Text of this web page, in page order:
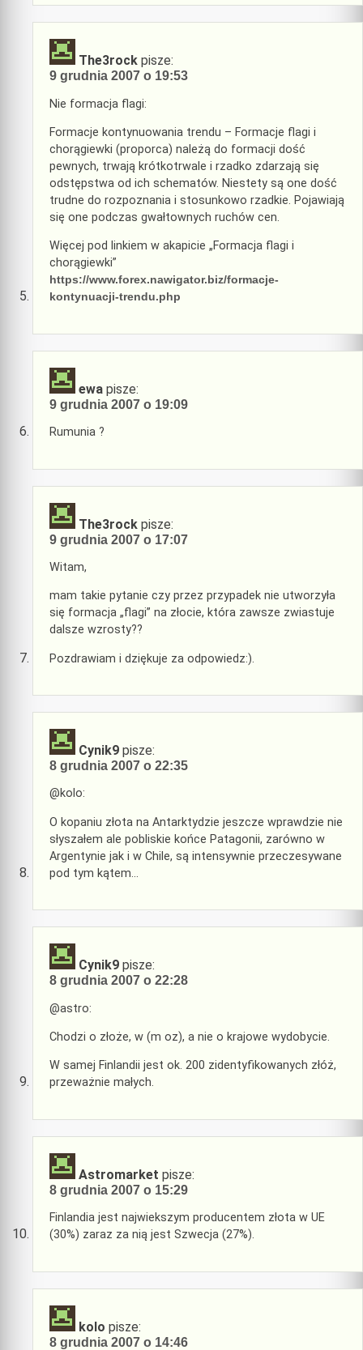
The3rock pisze:
9 grudnia 2007 o 19:53
Nie formacja flagi:
Formacje kontynuowania trendu – Formacje flagi i
chorągiewki (proporca) należą do formacji dość
pewnych, trwają krótkotrwale i rzadko zdarzają się
odstępstwa od ich schematów. Niestety są one dość
trudne do rozpoznania i stosunkowo rzadkie. Pojawiają
się one podczas gwałtownych ruchów cen.
Więcej pod linkiem w akapicie „Formacja flagi i
chorągiewki”
https://www.forex.nawigator.biz/formacje-
kontynuacji-trendu.php
ewa pisze:
9 grudnia 2007 o 19:09
Rumunia ?
The3rock pisze:
9 grudnia 2007 o 17:07
Witam,
mam takie pytanie czy przez przypadek nie utworzyła
się formacja „flagi” na złocie, która zawsze zwiastuje
dalsze wzrosty??
Pozdrawiam i dziękuje za odpowiedz:).
Cynik9 pisze:
8 grudnia 2007 o 22:35
@kolo:
O kopaniu złota na Antarktydzie jeszcze wprawdzie nie
słyszałem ale pobliskie końce Patagonii, zarówno w
Argentynie jak i w Chile, są intensywnie przeczesywane
pod tym kątem…
Cynik9 pisze:
8 grudnia 2007 o 22:28
@astro:
Chodzi o złoże, w (m oz), a nie o krajowe wydobycie.
W samej Finlandii jest ok. 200 zidentyfikowanych złóż,
przeważnie małych.
Astromarket pisze:
8 grudnia 2007 o 15:29
Finlandia jest najwiekszym producentem złota w UE
(30%) zaraz za nią jest Szwecja (27%).
kolo pisze:
8 grudnia 2007 o 14:46